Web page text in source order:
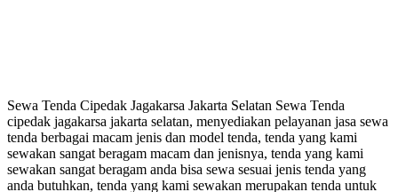
Sewa Tenda Cipedak Jagakarsa Jakarta Selatan Sewa Tenda
cipedak jagakarsa jakarta selatan, menyediakan pelayanan jasa sewa
tenda berbagai macam jenis dan model tenda, tenda yang kami
sewakan sangat beragam macam dan jenisnya, tenda yang kami
sewakan sangat beragam anda bisa sewa sesuai jenis tenda yang
anda butuhkan, tenda yang kami sewakan merupakan tenda untuk